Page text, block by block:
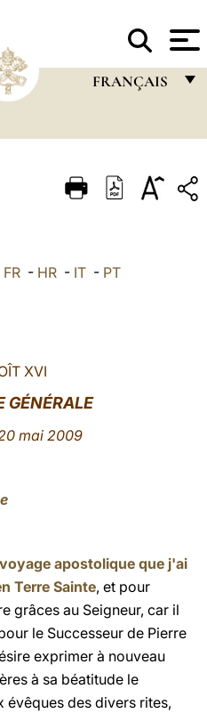
FRANÇAIS
ITALIANO
中文
FR- HR- IT- PT
XVI
GÉNÉRALE
mai 2009
voyage apostolique que j'ai
Terre Sainte, et pour
grâces au Seigneur, car il
le Successeur de Pierre
exprimer à nouveau
à sa béatitude le
évêques des divers rites,